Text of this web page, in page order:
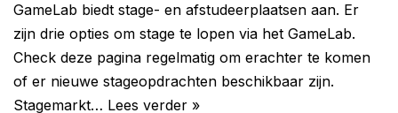
GameLab biedt stage- en afstudeerplaatsen aan. Er
zijn drie opties om stage te lopen via het GameLab.
Check deze pagina regelmatig om erachter te komen
of er nieuwe stageopdrachten beschikbaar zijn.
Stagemarkt… Lees verder »